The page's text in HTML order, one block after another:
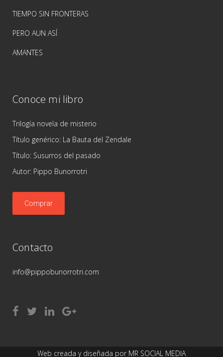
TIEMPO SIN FRONTERAS
PERO AUN ASÍ
AMANTES
Conoce mi libro
Trilogía novela de misterio
Título genérico: La Bauta del Zendale
Título: Susurros del pasado
Autor: Pippo Bunorrotri
Comprar
Contacto
info@pippobunorrotri.com
Web creada y diseñada por MR SOCIAL MEDIA